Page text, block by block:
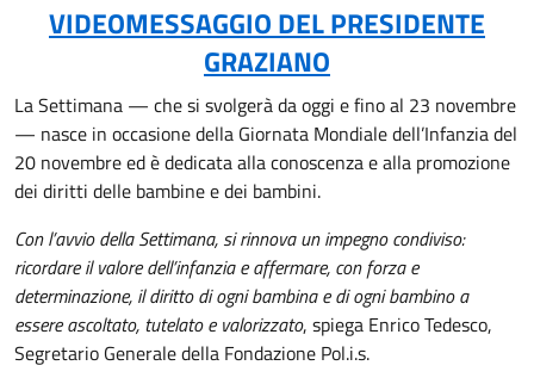
VIDEOMESSAGGIO DEL PRESIDENTE
GRAZIANO
La Settimana — che si svolgerà da oggi e fino al 23 novembre
— nasce in occasione della Giornata Mondiale dell’Infanzia del
20 novembre ed è dedicata alla conoscenza e alla promozione
dei diritti delle bambine e dei bambini.
Con l’avvio della Settimana, si rinnova un impegno condiviso:
ricordare il valore dell’infanzia e affermare, con forza e
determinazione, il diritto di ogni bambina e di ogni bambino a
essere ascoltato, tutelato e valorizzato, spiega Enrico Tedesco,
Segretario Generale della Fondazione Pol.i.s.